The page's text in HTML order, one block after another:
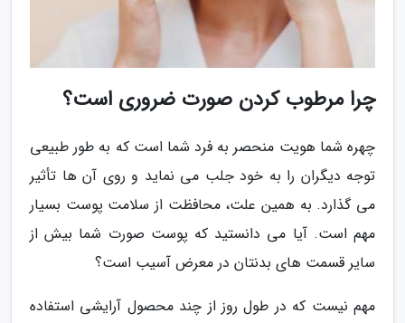
چرا مرطوب کردن صورت ضروری است؟
چهره شما هویت منحصر به فرد شما است که به طور طبیعی
توجه دیگران را به خود جلب می نماید و روی آن ها تأثیر
می گذارد. به همین علت، محافظت از سلامت پوست بسیار
مهم است. آیا می دانستید که پوست صورت شما بیش از
سایر قسمت های بدنتان در معرض آسیب است؟
مهم نیست که در طول روز از چند محصول آرایشی استفاده